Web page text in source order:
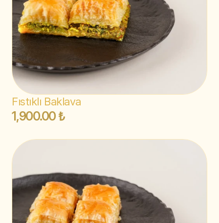
Fıstıklı Baklava
1,900.00 ₺